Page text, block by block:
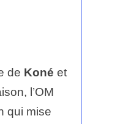
de Koné et
l’OM
qui mise